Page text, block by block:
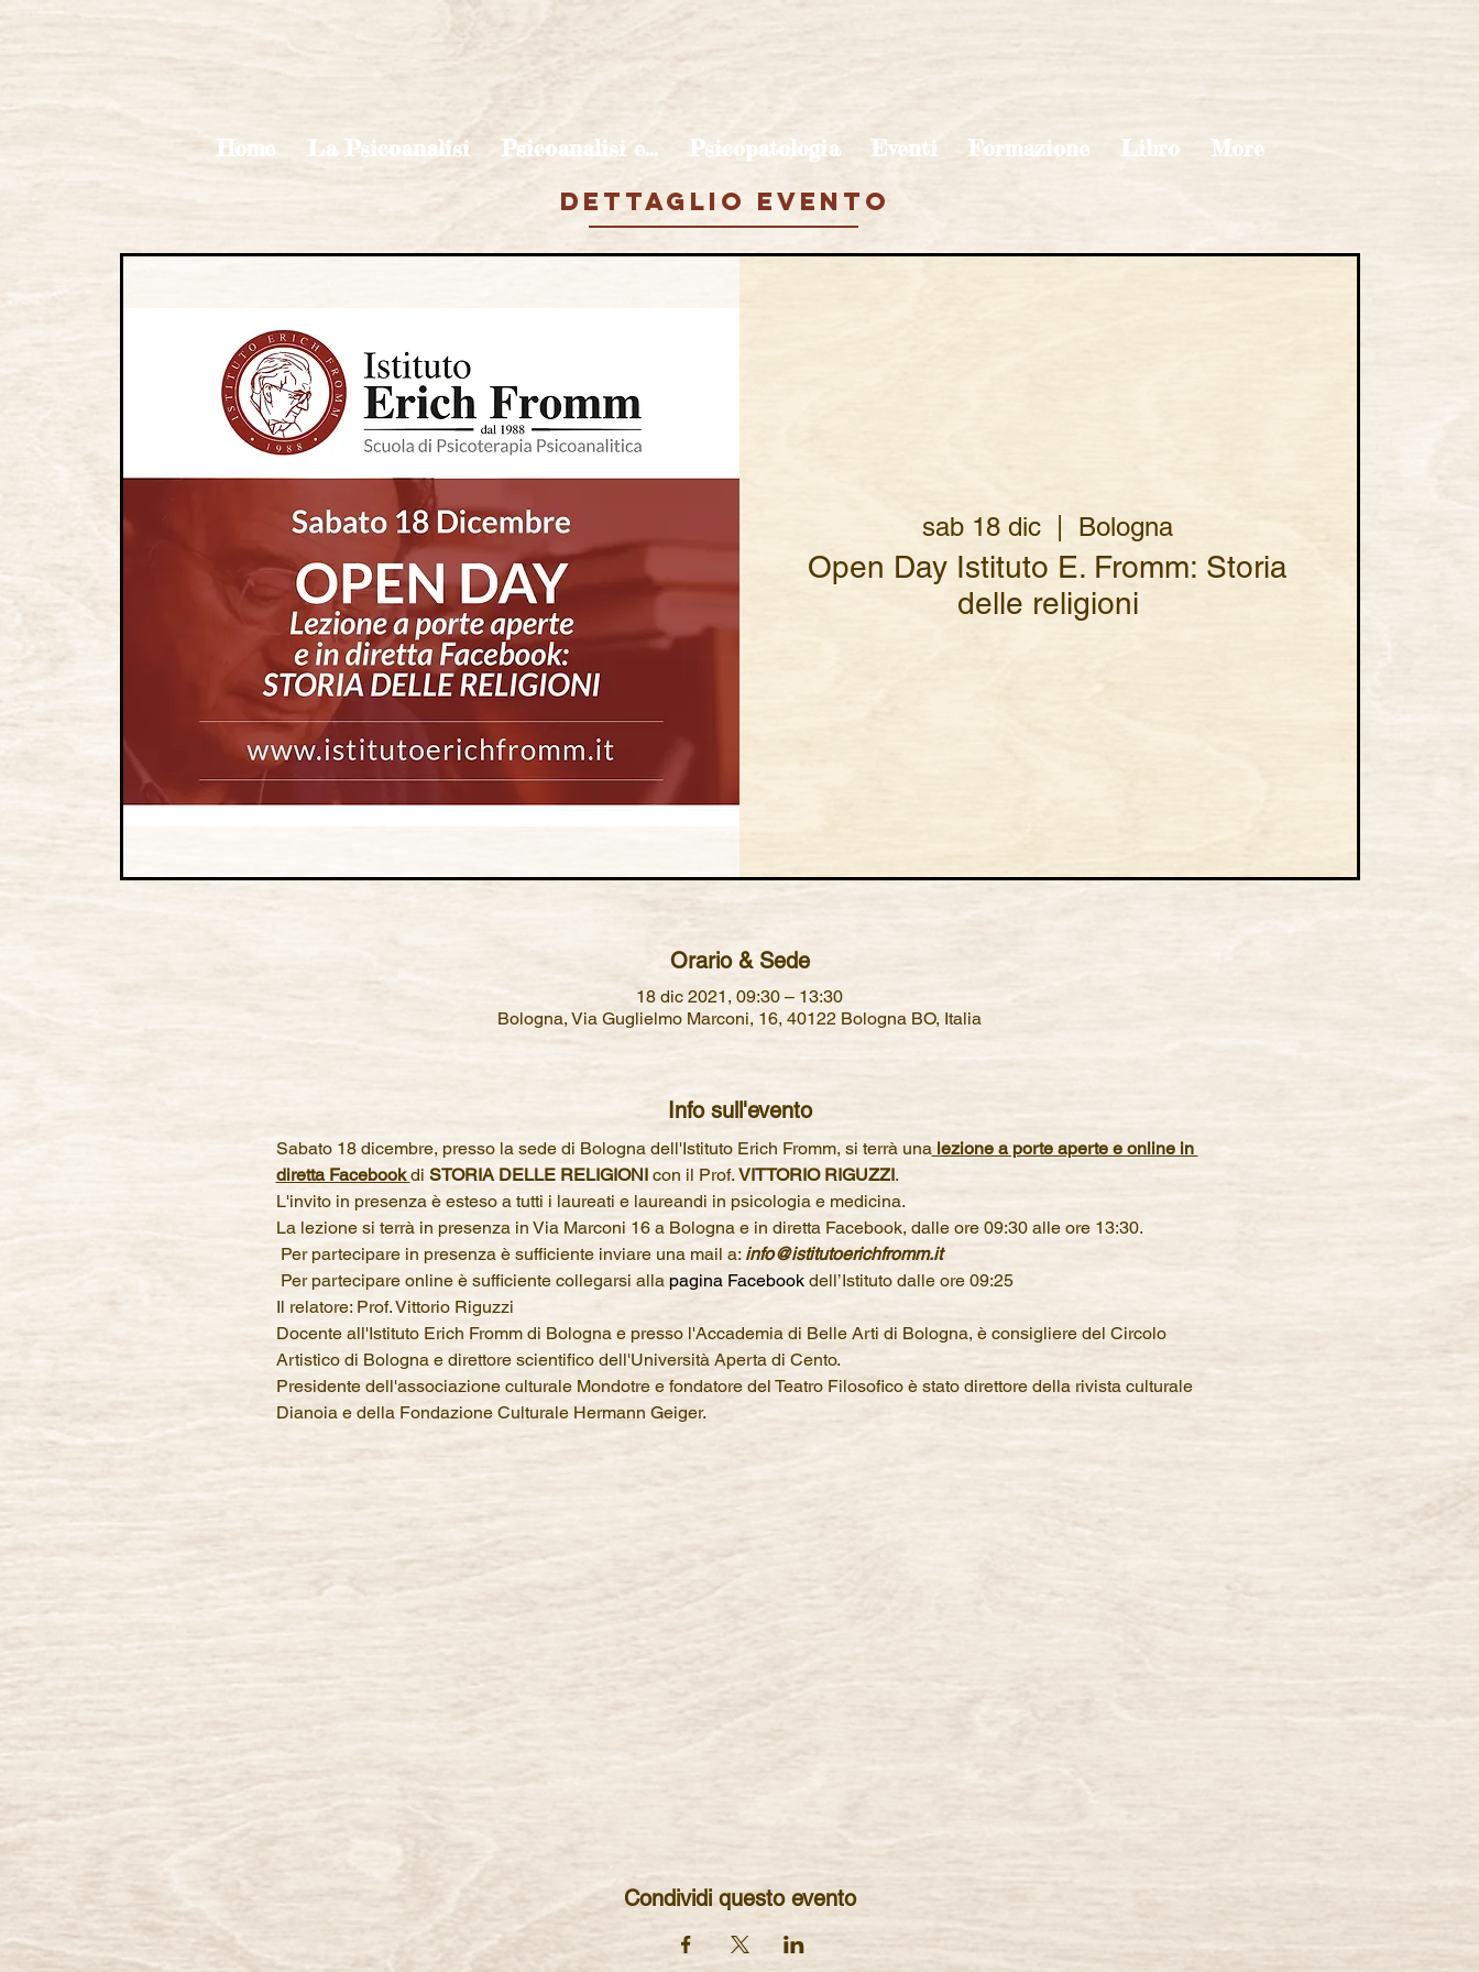
Home La Psicoanalisi Psicoanalisi e... Psicopatologia Eventi Formazione Libro More
DETTAGLIO EVENTO
sab 18 dic Bologna
Open Day Istituto E. Fromm: Storia
delle religioni
Orario & Sede
18 dic 2021, 09:30 – 13:30
Bologna, Via Guglielmo Marconi, 16, 40122 Bologna BO, Italia
Info sull'evento
Sabato 18 dicembre, presso la sede di Bologna dell'Istituto Erich Fromm, si terrà una lezione a porte aperte e online in
diretta Facebook di STORIA DELLE RELIGIONI con il Prof. VITTORIO RIGUZZI.
L'invito in presenza è esteso a tutti i laureati e laureandi in psicologia e medicina.
La lezione si terrà in presenza in Via Marconi 16 a Bologna e in diretta Facebook, dalle ore 09:30 alle ore 13:30.
Per partecipare in presenza è sufficiente inviare una mail a: info@istitutoerichfromm.it
Per partecipare online è sufficiente collegarsi alla pagina Facebook dell’Istituto dalle ore 09:25
Il relatore: Prof. Vittorio Riguzzi
Docente all'Istituto Erich Fromm di Bologna e presso l'Accademia di Belle Arti di Bologna, è consigliere del Circolo
Artistico di Bologna e direttore scientifico dell'Università Aperta di Cento.
Presidente dell'associazione culturale Mondotre e fondatore del Teatro Filosofico è stato direttore della rivista culturale
Dianoia e della Fondazione Culturale Hermann Geiger.
Condividi questo evento